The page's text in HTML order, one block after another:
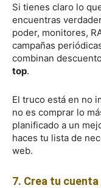
Si tienes claro lo
encuentras
poder, monitores,
campañas
combinan
top.
El truco está en no
no es comprar lo
planificado a un
haces tu lista de
web.
7. Crea tu